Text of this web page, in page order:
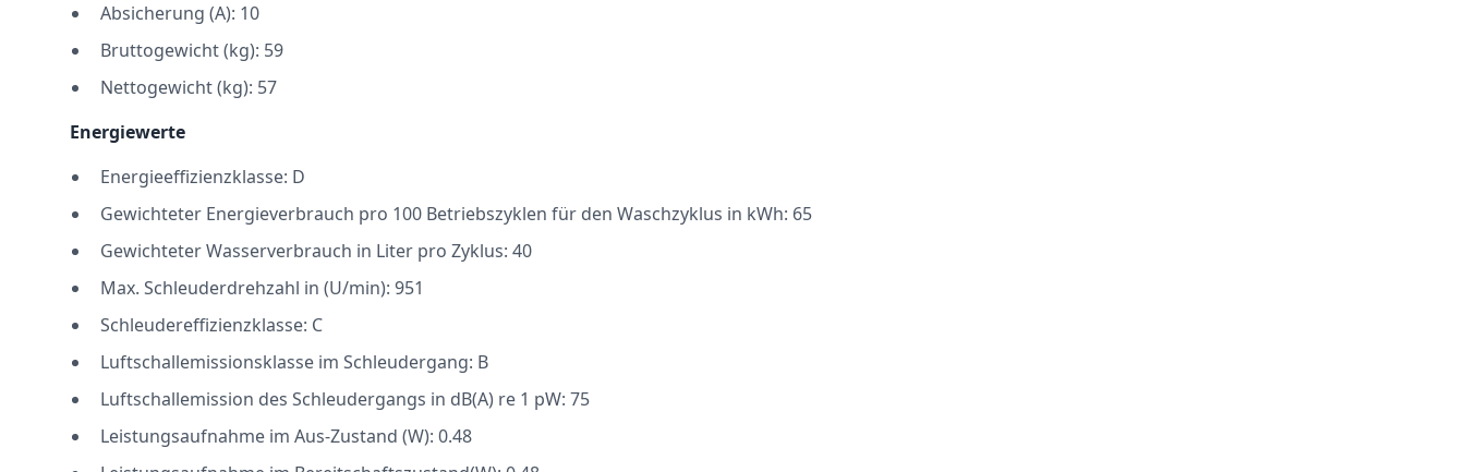
Absicherung (A): 10
Bruttogewicht (kg): 59
Nettogewicht (kg): 57
Energiewerte
Energieeffizienzklasse: D
Gewichteter Energieverbrauch pro 100 Betriebszyklen für den Waschzyklus in kWh: 65
Gewichteter Wasserverbrauch in Liter pro Zyklus: 40
Max. Schleuderdrehzahl in (U/min): 951
Schleudereffizienzklasse: C
Luftschallemissionsklasse im Schleudergang: B
Luftschallemission des Schleudergangs in dB(A) re 1 pW: 75
Leistungsaufnahme im Aus-Zustand (W): 0.48